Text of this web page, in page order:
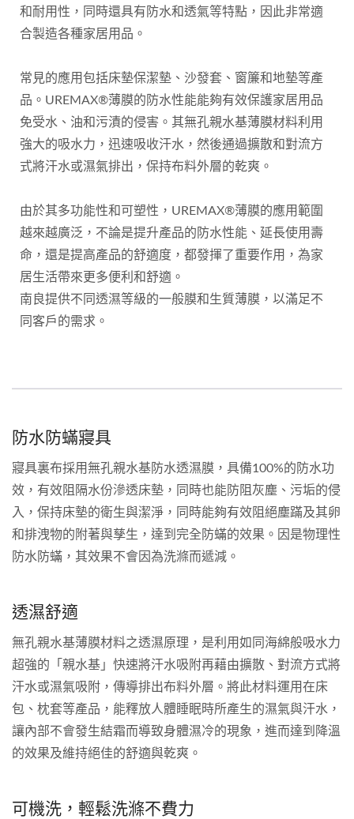
和耐用性，同時還具有防水和透氣等特點，因此非常適
合製造各種家居用品。
常見的應用包括床墊保潔墊、沙發套、窗簾和地墊等產
品。UREMAX®薄膜的防水性能能夠有效保護家居用品
免受水、油和污漬的侵害。其無孔親水基薄膜材料利用
強大的吸水力，迅速吸收汗水，然後通過擴散和對流方
式將汗水或濕氣排出，保持布料外層的乾爽。
由於其多功能性和可塑性，UREMAX®薄膜的應用範圍
越來越廣泛，不論是提升產品的防水性能、延長使用壽
命，還是提高產品的舒適度，都發揮了重要作用，為家
居生活帶來更多便利和舒適。
南良提供不同透濕等級的一般膜和生質薄膜，以滿足不
同客戶的需求。
防水防蟎寢具
寢具裏布採用無孔親水基防水透濕膜，具備100%的防水功
效，有效阻隔水份滲透床墊，同時也能防阻灰塵、污垢的侵
入，保持床墊的衛生與潔淨，同時能夠有效阻絕塵蹣及其卵
和排洩物的附著與孳生，達到完全防蟎的效果。因是物理性
防水防蟎，其效果不會因為洗滌而遞減。
透濕舒適
無孔親水基薄膜材料之透濕原理，是利用如同海綿般吸水力
超強的「親水基」快速將汗水吸附再藉由擴散、對流方式將
汗水或濕氣吸附，傳導排出布料外層。將此材料運用在床
包、枕套等產品，能釋放人體睡眠時所產生的濕氣與汗水，
讓內部不會發生結霜而導致身體濕冷的現象，進而達到降溫
的效果及維持絕佳的舒適與乾爽。
可機洗，輕鬆洗滌不費力